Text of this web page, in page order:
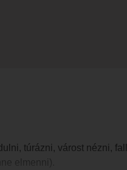
túrázni, várost nézni,